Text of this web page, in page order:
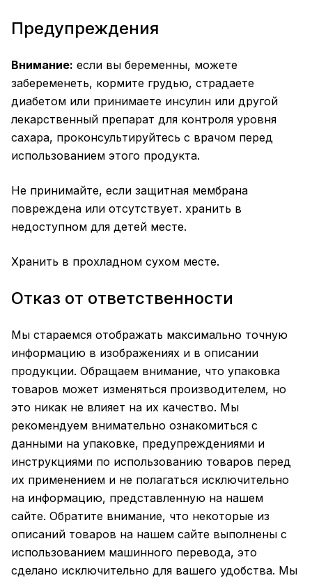
Предупреждения
Внимание: если вы беременны, можете
забеременеть, кормите грудью, страдаете
диабетом или принимаете инсулин или другой
лекарственный препарат для контроля уровня
сахара, проконсультируйтесь с врачом перед
использованием этого продукта.
Не принимайте, если защитная мембрана
повреждена или отсутствует. хранить в
недоступном для детей месте.
Хранить в прохладном сухом месте.
Отказ от ответственности
Мы стараемся отображать максимально точную
информацию в изображениях и в описании
продукции. Обращаем внимание, что упаковка
товаров может изменяться производителем, но
это никак не влияет на их качество. Мы
рекомендуем внимательно ознакомиться с
данными на упаковке, предупреждениями и
инструкциями по использованию товаров перед
их применением и не полагаться исключительно
на информацию, представленную на нашем
сайте. Обратите внимание, что некоторые из
описаний товаров на нашем сайте выполнены с
использованием машинного перевода, это
сделано исключительно для вашего удобства. Мы